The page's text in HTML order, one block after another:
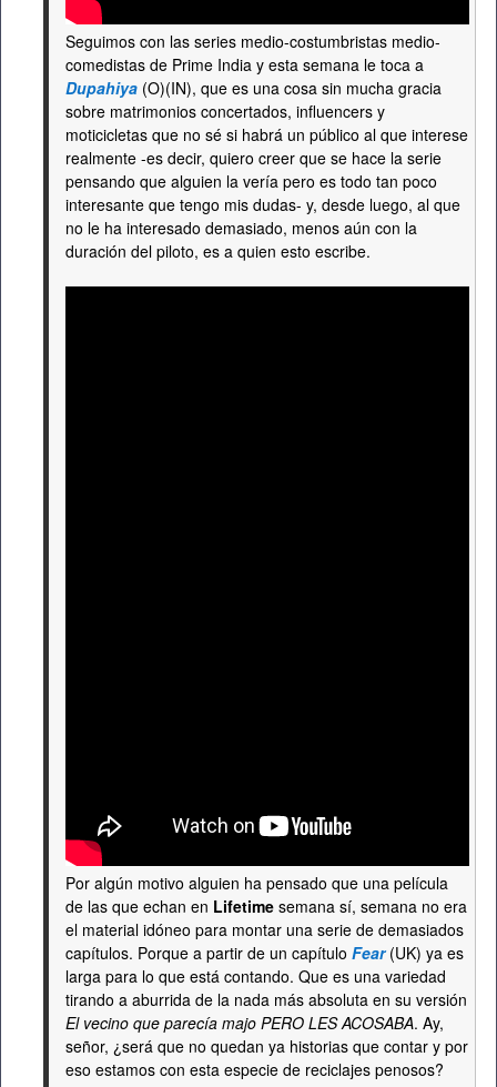
Seguimos con las series medio-costumbristas medio-
comedistas de Prime India y esta semana le toca a
Dupahiya (O)(IN), que es una cosa sin mucha gracia
sobre matrimonios concertados, influencers y
moticicletas que no sé si habrá un público al que interese
realmente -es decir, quiero creer que se hace la serie
pensando que alguien la vería pero es todo tan poco
interesante que tengo mis dudas- y, desde luego, al que
no le ha interesado demasiado, menos aún con la
duración del piloto, es a quien esto escribe.
Por algún motivo alguien ha pensado que una película
de las que echan en Lifetime semana sí, semana no era
el material idóneo para montar una serie de demasiados
capítulos. Porque a partir de un capítulo Fear (UK) ya es
larga para lo que está contando. Que es una variedad
tirando a aburrida de la nada más absoluta en su versión
El vecino que parecía majo PERO LES ACOSABA. Ay,
señor, ¿será que no quedan ya historias que contar y por
eso estamos con esta especie de reciclajes penosos?